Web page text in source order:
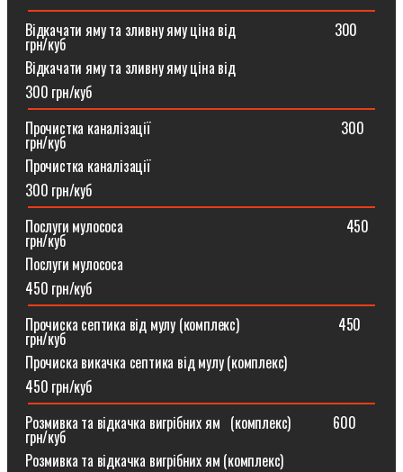
Відкачати яму та зливну яму ціна від ⠀⠀⠀⠀⠀⠀⠀⠀⠀300
грн/куб
Відкачати яму та зливну яму ціна від
300 грн/куб
Прочистка каналізації⠀⠀⠀⠀⠀⠀⠀⠀⠀⠀⠀⠀⠀⠀⠀⠀⠀⠀300
грн/куб
Прочистка каналізації
300 грн/куб
Послуги мулососа⠀⠀⠀⠀⠀⠀⠀⠀⠀⠀⠀⠀⠀⠀⠀⠀⠀⠀⠀⠀⠀450
грн/куб
Послуги мулососа
450 грн/куб
Прочиска септика від мулу (комплекс) ⠀⠀⠀⠀⠀⠀⠀⠀⠀450
грн/куб
Прочиска викачка септика від мулу (комплекс)
450 грн/куб
Розмивка та відкачка вигрібних ям⠀(комплекс)⠀⠀⠀⠀600
грн/куб
Розмивка та відкачка вигрібних ям (комплекс)⠀